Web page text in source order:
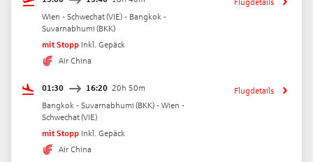
Wien - Schwechat(VIE) - Bangkok -
Suvarnabhumi (BKK)
mit Stopp Inkl. Gepäck
Air China
Flugdetails
01:30 16:20 20h 50m
Bangkok - Suvarnabhumi (BKK) - Wien -
Schwechat(VIE)
mit Stopp Inkl. Gepäck
Air China
Flugdetails